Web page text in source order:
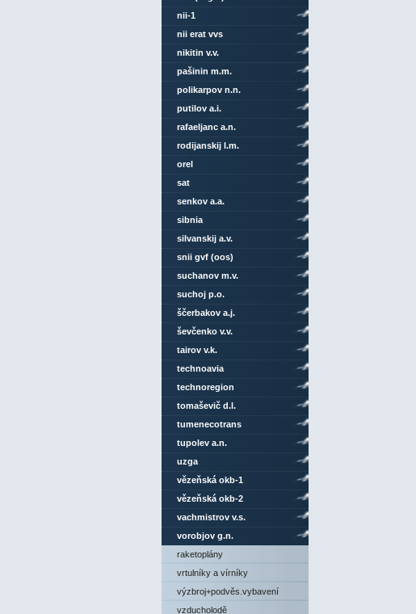
nii-1
nii erat vvs
nikitin v.v.
pašinin m.m.
polikarpov n.n.
putilov a.i.
rafaeljanc a.n.
rodijanskij l.m.
orel
sat
senkov a.a.
sibnia
silvanskij a.v.
snii gvf (oos)
suchanov m.v.
suchoj p.o.
ščerbakov a.j.
ševčenko v.v.
tairov v.k.
technoavia
technoregion
tomaševič d.l.
tumenecotrans
tupolev a.n.
uzga
vězeňská okb-1
vězeňská okb-2
vachmistrov v.s.
vorobjov g.n.
raketoplány
vrtulníky a vírníky
výzbroj+podvěs.vybavení
vzducholodě